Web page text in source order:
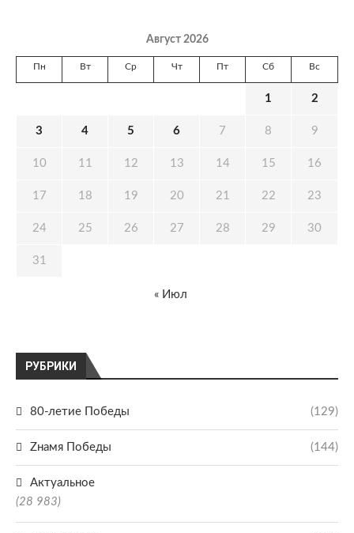
РУБРИКИ
80-летие Победы (129)
Zнамя Победы (144)
Актуальное
(28 983)
Август 2026
Пн Вт Ср Чт Пт Сб Вс
1 2
3 4 5 6 7 8 9
10 11 12 13 14 15 16
17 18 19 20 21 22 23
24 25 26 27 28 29 30
31
« Июл